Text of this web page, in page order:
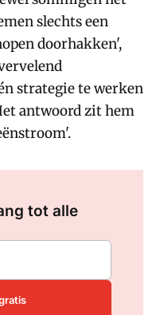
slechts een
doorhakken',
strategie te werken
antwoord zit hem
tot alle